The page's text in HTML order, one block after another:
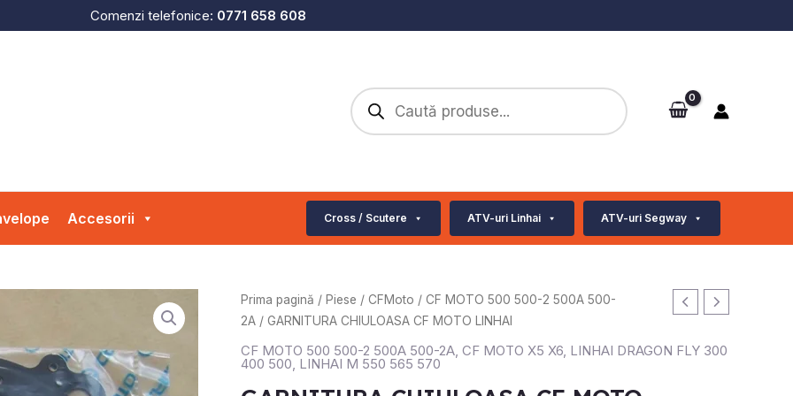
Comenzi telefonice: 0771 658 608
Products
search
Accesorii Cross / Scutere ATV-uri Linhai ATV-uri Segway
Prima pagină / Piese / CFMoto / CF MOTO 500 500-2 500A 500-
2A / GARNITURA CHIULOASA CF MOTO LINHAI
CF MOTO 500 500-2 500A 500-2A, CF MOTO X5 X6, LINHAI DRAGON FLY 300
400 500, LINHAI M 550 565 570
Cantitate
GARNITURA
CF